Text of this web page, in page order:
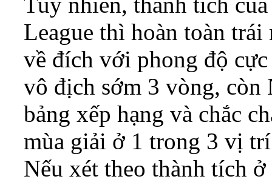
League thì hoàn toàn
về đích với phong độ
vô địch sớm 3 vòng,
bảng xếp hạng và chắc
mùa giải ở 1 trong 3 vị
Nếu xét theo thành tích